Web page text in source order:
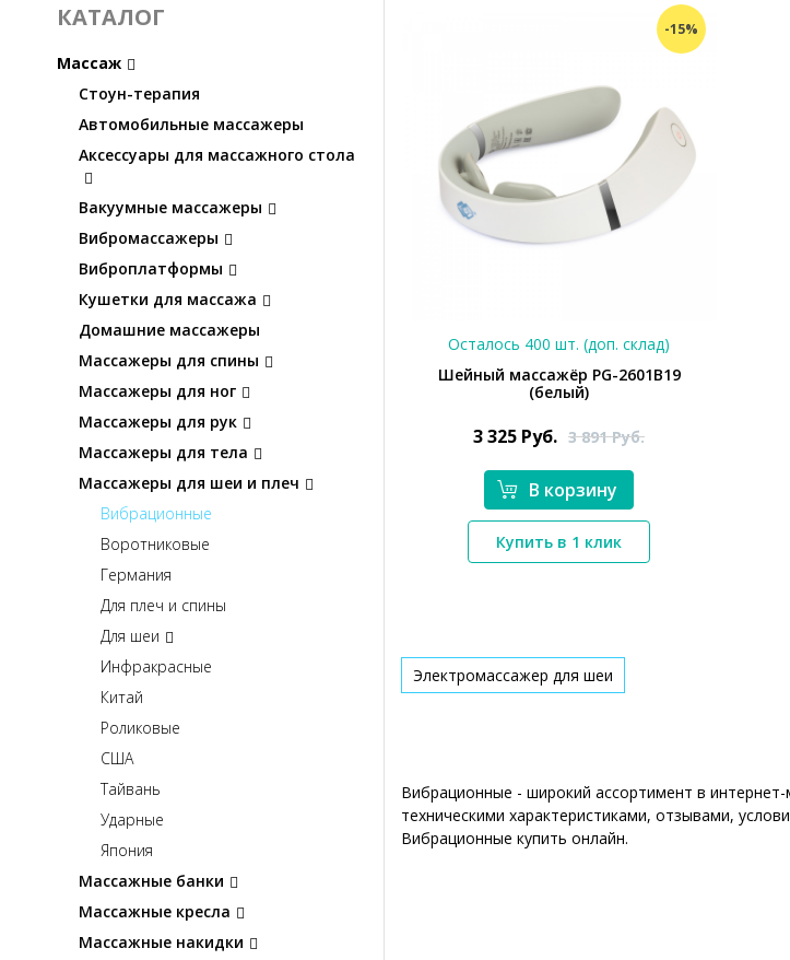
КАТАЛОГ
Массаж
Стоун-терапия
Автомобильные массажеры
Аксессуары для массажного стола
Вакуумные массажеры
Вибромассажеры
Виброплатформы
Кушетки для массажа
Домашние массажеры
Массажеры для спины
Массажеры для ног
Массажеры для рук
Массажеры для тела
Массажеры для шеи и плеч
Вибрационные
Воротниковые
Германия
Для плеч и спины
Для шеи
Инфракрасные
Китай
Роликовые
США
Тайвань
Ударные
Япония
Массажные банки
Массажные кресла
Массажные накидки
-15%
*}
Осталось 400 шт. (доп. склад)
Шейный массажёр PG-2601B19
(белый)
3 325 Руб. 3 891Руб.
В корзину
Купить в 1 клик
Электромассажер для шеи
Вибрационные - широкий ассортимент в
техническими характеристиками, отзывами,
Вибрационные купить онлайн.